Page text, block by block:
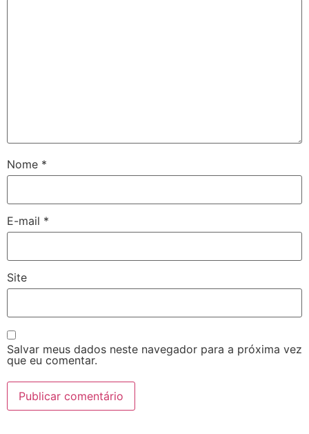
Nome *
E-mail *
Site
Salvar meus dados neste navegador para a próxima vez
que eu comentar.